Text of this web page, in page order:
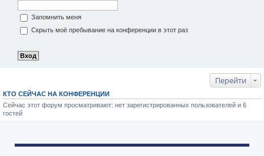
Запомнить меня
Скрыть моё пребывание на конференции в этот раз
Перейти
КТО СЕЙЧАС НА КОНФЕРЕНЦИИ
Сейчас этот форум просматривают: нет зарегистрированных пользователей и 6
гостей